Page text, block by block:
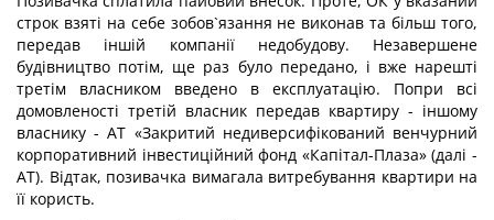
строк взяті на себе зобов`язання не виконав та більш того,
передав іншій компанії недобудову. Незавершене
будівництво потім, ще раз було передано, і вже нарешті
третім власником введено в експлуатацію. Попри всі
домовленості третій власник передав квартиру - іншому
власнику - АТ «Закритий недиверсифікований венчурний
корпоративний інвестиційний фонд «Капітал-Плаза» (далі -
АТ). Відтак, позивачка вимагала витребування квартири на
її користь.